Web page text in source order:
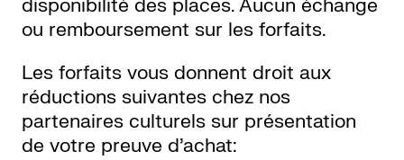
disponibilité des places. Aucun échange
ou remboursement sur les forfaits.
Les forfaits vous donnent droit aux
réductions suivantes chez nos
partenaires culturels sur présentation
de votre preuve d’achat: